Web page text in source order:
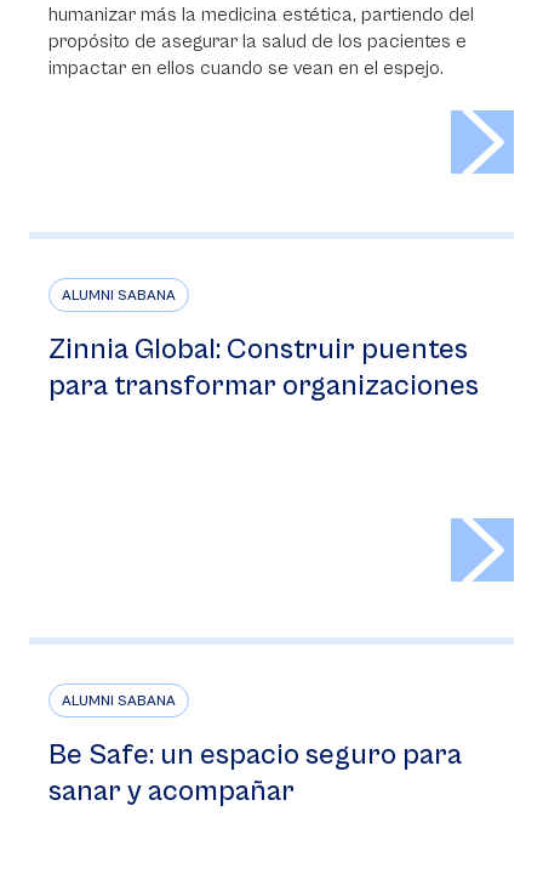
humanizar más la medicina estética, partiendo del
propósito de asegurar la salud de los pacientes e
impactar en ellos cuando se vean en el espejo.
ALUMNI SABANA
Zinnia Global: Construir puentes
para transformar organizaciones
ALUMNI SABANA
Be Safe: un espacio seguro para
sanar y acompañar